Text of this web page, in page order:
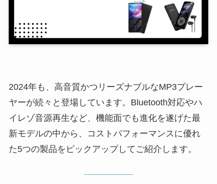
2024年も、高音質かつリーズナブルなMP3プレー
ヤーが続々と登場しています。Bluetooth対応やハ
イレゾ音源再生など、機能面でも進化を遂げた最
新モデルの中から、コストパフォーマンスに優れ
た5つの製品をピックアップしてご紹介します。